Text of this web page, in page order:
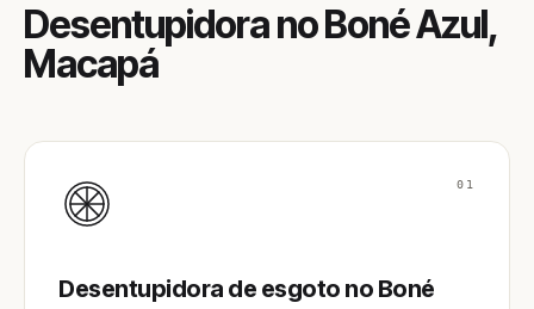
Desentupidora no Boné Azul,
Macapá
01
Desentupidora de esgoto no Boné